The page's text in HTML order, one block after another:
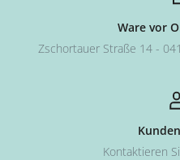
trainierst du
präsentierst deine Nail Art
Ware vor
Zschortauer Straße 14 -
Kontaktieren